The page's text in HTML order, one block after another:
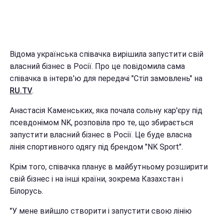
Відома українська співачка вирішила запустити свій
власний бізнес в Росії. Про це повідомила сама
співачка в інтерв'ю для передачі "Стіл замовлень" на
RU.TV.
Анастасія Каменських, яка почала сольну кар'єру під
псевдонімом NK, розповіла про те, що збирається
запустити власний бізнес в Росії. Це буде власна
лінія спортивного одягу під брендом "NK Sport".
Крім того, співачка планує в майбутньому розширити
свій бізнес і на інші країни, зокрема Казахстан і
Білорусь.
"У мене вийшло створити і запустити свою лінію